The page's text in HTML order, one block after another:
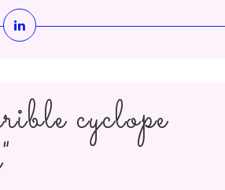
cyclope